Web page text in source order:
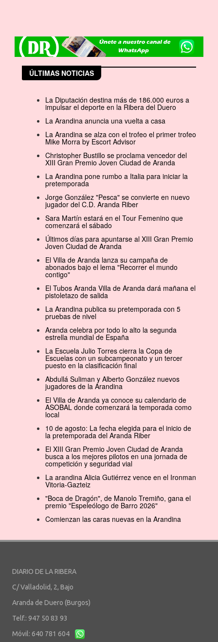
ÚLTIMAS NOTICIAS
La Diputación destina más de 186.000 euros a
impulsar el deporte en la Ribera del Duero
La Arandina anuncia una vuelta a casa
La Arandina se alza con el trofeo el primer trofeo
Mike Morra by Escort Advisor
Christopher Bustillo se proclama vencedor del
XIII Gran Premio Joven Ciudad de Aranda
La Arandina pone rumbo a Italia para iniciar la
pretemporada
Jorge González "Pesca" se convierte en nuevo
jugador del C.D. Aranda Riber
Sara Martín estará en el Tour Femenino que
comenzará el sábado
Últimos días para apuntarse al XIII Gran Premio
Joven Ciudad de Aranda
El Villa de Aranda lanza su campaña de
abonados bajo el lema "Recorrer el mundo
contigo"
El Tubos Aranda Villa de Aranda dará mañana el
pistoletazo de salida
La Arandina publica su pretemporada con 5
pruebas de nivel
Aranda celebra por todo lo alto la segunda
estrella mundial de España
La Escuela Julio Torres cierra la Copa de
Escuelas con un subcampeonato y un tercer
puesto en la clasificación final
Abdullá Suliman y Alberto González nuevos
jugadores de la Arandina
El Villa de Aranda ya conoce su calendario de
ASOBAL donde comenzará la temporada como
local
10 de agosto: La fecha elegida para el inicio de
la pretemporada del Aranda Riber
El XIII Gran Premio Joven Ciudad de Aranda
busca a los mejores pilotos en una jornada de
competición y seguridad vial
La arandina Alicia Gutiérrez vence en el Ironman
Vitoria-Gazteiz
"Boca de Dragón", de Manolo Tremiño, gana el
premio "Espeleólogo de Barro 2026"
Comienzan las caras nuevas en la Arandina
DIARIO DE LA RIBERA
C/ Valladolid, 2, Bajo
Aranda de Duero (Burgos)
Telf.: 947 50 83 93
Móvil: 640 781 604